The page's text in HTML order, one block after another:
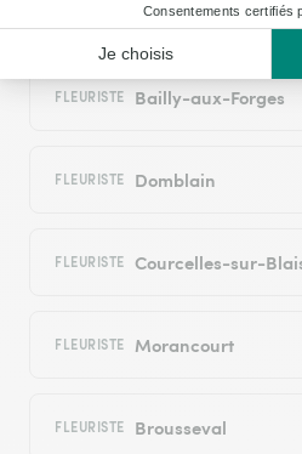
Montreuil-sur-
FLEURISTE Bailly-aux-Forges
FLEURISTE Domblain
FLEURISTE Courcelles-sur-
FLEURISTE Morancourt
FLEURISTE Brousseval